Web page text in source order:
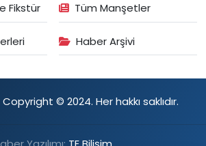
Fikstür Tüm Manşetler
Haber Arşivi
Copyright © 2024. Her hakkı saklıdır.